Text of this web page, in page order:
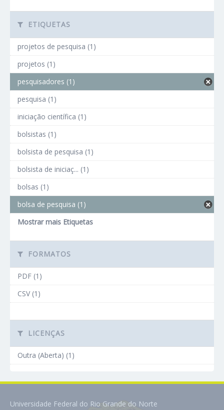
ETIQUETAS
projetos de pesquisa (1)
projetos (1)
pesquisadores (1)
pesquisa (1)
iniciação científica (1)
bolsistas (1)
bolsista de pesquisa (1)
bolsista de iniciaç... (1)
bolsas (1)
bolsa de pesquisa (1)
Mostrar mais Etiquetas
FORMATOS
PDF (1)
CSV (1)
LICENÇAS
Outra (Aberta) (1)
Universidade Federal do Rio Grande do Norte